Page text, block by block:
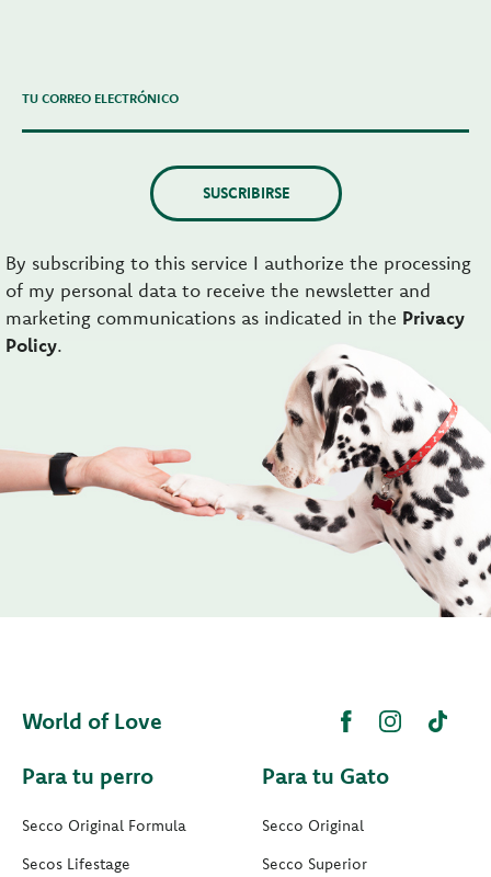
TU CORREO ELECTRÓNICO
SUSCRIBIRSE
By subscribing to this service I authorize the processing
of my personal data to receive the newsletter and
marketing communications as indicated in the Privacy
Policy.
World of Love
Para tu perro
Secco Original Formula
Secos Lifestage
Para tu Gato
Secco Original
Secco Superior